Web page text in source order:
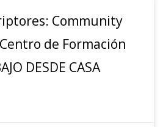
Community
de Formación
DESDE CASA